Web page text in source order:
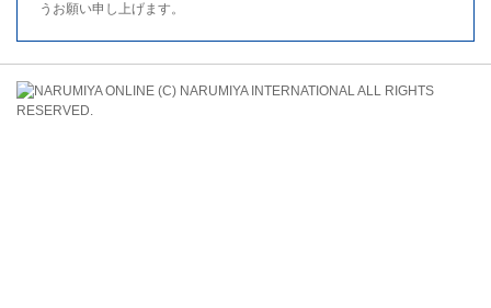
うお願い申し上げます。